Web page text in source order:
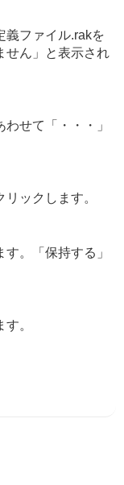
義ファイル.rakを
せん」と表示され
せて「・・・」
ックします。
。「保持する」
。